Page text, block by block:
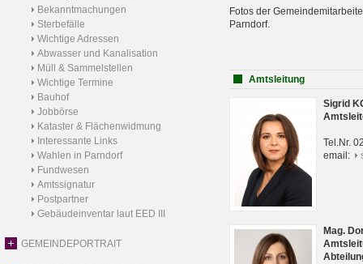
Bekanntmachungen
Sterbefälle
Wichtige Adressen
Abwasser und Kanalisation
Müll & Sammelstellen
Wichtige Termine
Bauhof
Jobbörse
Kataster & Flächenwidmung
Interessante Links
Wahlen in Parndorf
Fundwesen
Amtssignatur
Postpartner
Gebäudeinventar laut EED III
GEMEINDEPORTRAIT
Fotos der
Parndorf.
Amtsleitung
Sigrid
Tel.Nr.
email:
Mag.